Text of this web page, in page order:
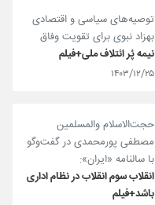
توصیه‌های سیاسی و اقتصادی
بهزاد نبوی برای تقویت وفاق
نیمه پُر ائتلاف ملی+فیلم
۱۴۰۳/۱۲/۲۵
حجت‌الاسلام والمسلمین
مصطفی پورمحمدی در گفت‌و‌گو
با سالنامه «ایران»:
انقلاب سوم انقلاب در نظام اداری
باشد+فیلم